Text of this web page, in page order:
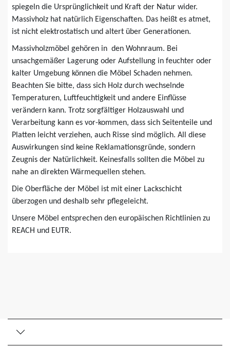
spiegeln die Ursprünglichkeit und Kraft der Natur wider.
Massivholz hat natürlich Eigenschaften. Das heißt es atmet,
ist nicht elektrostatisch und altert über Generationen.
Massivholzmöbel gehören in den Wohnraum. Bei
unsachgemäßer Lagerung oder Aufstellung in feuchter oder
kalter Umgebung können die Möbel Schaden nehmen.
Beachten Sie bitte, dass sich Holz durch wechselnde
Temperaturen, Luftfeuchtigkeit und andere Einflüsse
verändern kann. Trotz sorgfältiger Holzauswahl und
Verarbeitung kann es vor-kommen, dass sich Seitenteile und
Platten leicht verziehen, auch Risse sind möglich. All diese
Auswirkungen sind keine Reklamationsgründe, sondern
Zeugnis der Natürlichkeit. Keinesfalls sollten die Möbel zu
nahe an direkten Wärmequellen stehen.
Die Oberfläche der Möbel ist mit einer Lackschicht
überzogen und deshalb sehr pflegeleicht.
Unsere Möbel entsprechen den europäischen Richtlinien zu
REACH und EUTR.